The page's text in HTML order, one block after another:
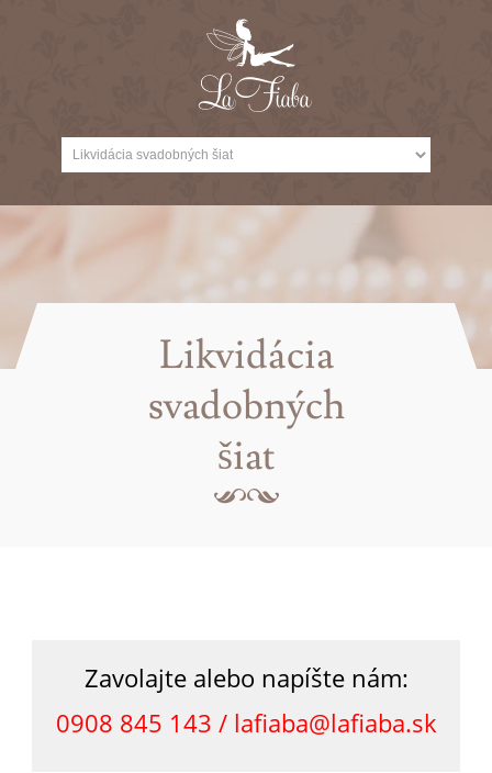
Likvidácia
svadobných
šiat
Zavolajte alebo napíšte nám:
0908 845 143 / lafiaba@lafiaba.sk